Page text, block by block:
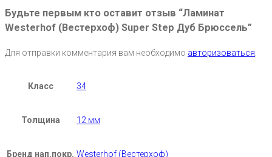
Будьте первым кто оставит отзыв “Ламинат
Westerhof (Вестерхоф) Super Step Дуб Брюссель”
Для отправки комментария вам необходимо авторизоваться
Класс 34
Толщина 12 мм
Бренд нап.покр. Westerhof (Вестерхоф)